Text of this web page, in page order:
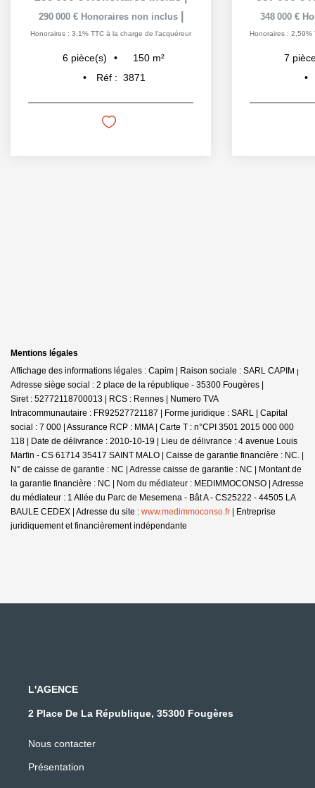
290 000 € Honoraires non inclus
Honoraires : 3,1% TTC à la charge de l'acquéreur
6 pièce(s) 150 m²
Réf : 3871
348 000 €
Honoraires : 2,59%
7
Mentions légales
Affichage des informations légales : Capim | Raison sociale : SARL CAPIM |
Adresse siège social : 2 place de la république - 35300 Fougères |
Siret : 52772118700013 | RCS : Rennes | Numero TVA
Intracommunautaire : FR92527721187 | Forme juridique : SARL | Capital
social : 7 000 | Assurance RCP : MMA | Carte T : n°CPI 3501 2015 000 000
118 | Date de délivrance : 2010-10-19 | Lieu de délivrance : 4 avenue Louis
Martin - CS 61714 35417 SAINT MALO | Caisse de garantie financière : NC. |
N° de caisse de garantie : NC | Adresse caisse de garantie : NC | Montant de
la garantie financière : NC | Nom du médiateur : MEDIMMOCONSO | Adresse
du médiateur : 1 Allée du Parc de Mesemena - Bât A - CS25222 - 44505 LA
BAULE CEDEX | Adresse du site : www.medimmoconso.fr | Entreprise
juridiquement et financièrement indépendante
L'AGENCE
2 Place De La République, 35300 Fougères
Nous contacter
Présentation